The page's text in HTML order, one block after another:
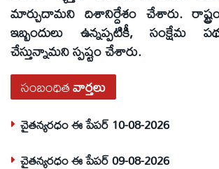
మార్చుదామని దిశానిర్దేశం చేశారు.
ఇబ్బందులు ఉన్నప్పటికీ, సంక్షేమ
చేస్తున్నామని స్పష్టం చేశారు.
సంబంధితవార్తలు
చైతన్యరధం ఈ పేపర్ 10-08-2026
చైతన్యరధం ఈ పేపర్ 09-08-2026